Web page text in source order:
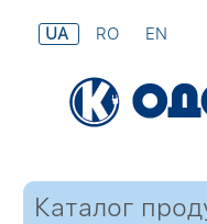
UA RO EN
Каталог